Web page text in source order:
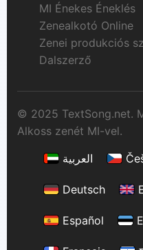
MI Énekes Éneklés
Zenealkotó Online
Zenei produkciós
Dalszerző
© 2025 TextSong.net.
Alkoss zenét MI-vel.
العربية
Deutsch
Español